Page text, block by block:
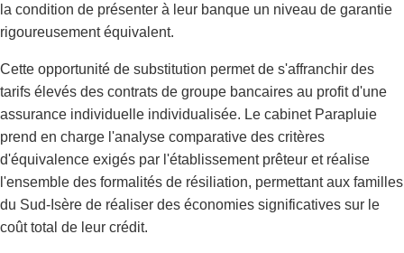
la condition de présenter à leur banque un niveau de garantie
rigoureusement équivalent.
Cette opportunité de substitution permet de s'affranchir des
tarifs élevés des contrats de groupe bancaires au profit d'une
assurance individuelle individualisée. Le cabinet Parapluie
prend en charge l'analyse comparative des critères
d'équivalence exigés par l'établissement prêteur et réalise
l'ensemble des formalités de résiliation, permettant aux familles
du Sud-Isère de réaliser des économies significatives sur le
coût total de leur crédit.